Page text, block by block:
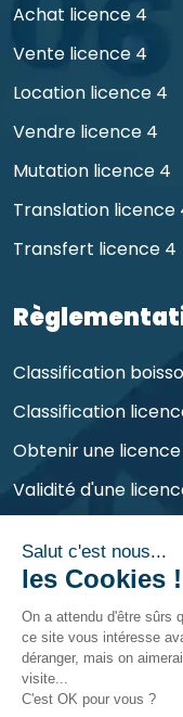
Achat licence 4
Vente licence 4
Location licence 4
Vendre licence 4
Mutation licence 4
Translation licence
Transfert licence 4
Classification
Classification
Obtenir une licence
Validité d'une
©CHR Consult